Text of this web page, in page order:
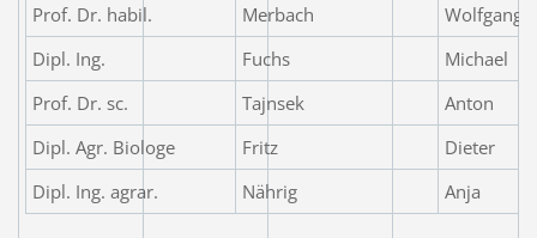
Prof. Dr. habil.
Merbach
Wolfgang
Dipl. Ing.
Fuchs
Michael
Prof. Dr. sc.
Tajnsek
Anton
Dipl. Agr. Biologe
Fritz
Dieter
Dipl. Ing. agrar.
Nährig Anja